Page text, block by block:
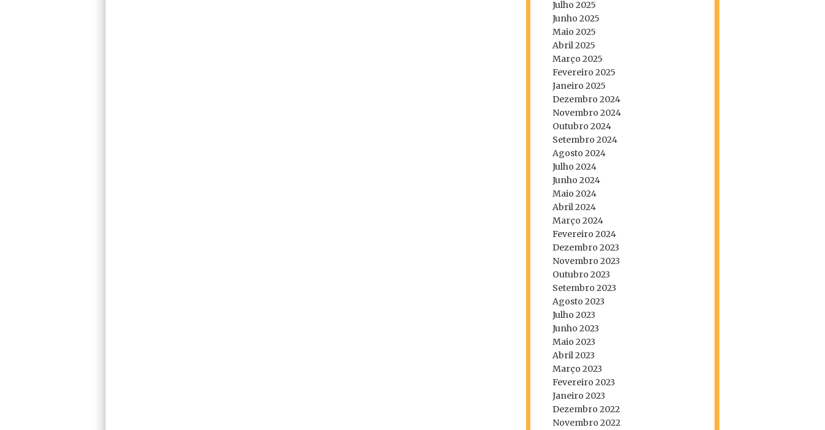
Julho 2025
Junho 2025
Maio 2025
Abril 2025
Março 2025
Fevereiro 2025
Janeiro 2025
Dezembro 2024
Novembro 2024
Outubro 2024
Setembro 2024
Agosto 2024
Julho 2024
Junho 2024
Maio 2024
Abril 2024
Março 2024
Fevereiro 2024
Dezembro 2023
Novembro 2023
Outubro 2023
Setembro 2023
Agosto 2023
Julho 2023
Junho 2023
Maio 2023
Abril 2023
Março 2023
Fevereiro 2023
Janeiro 2023
Dezembro 2022
Novembro 2022